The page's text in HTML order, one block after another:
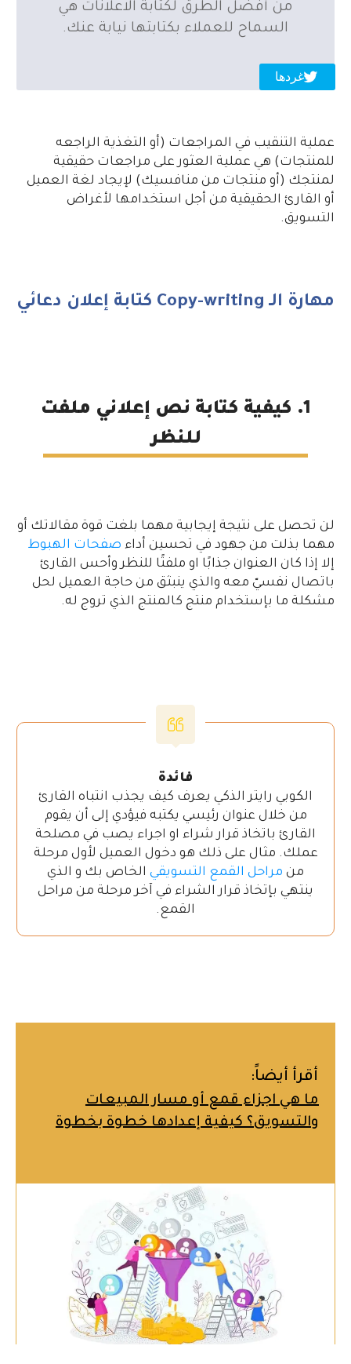
من أفضل الطرق لكتابة الاعلانات هي
السماح للعملاء بكتابتها نيابة عنك.
غردها
عملية التنقيب في المراجعات (أو التغذية الراجعه
للمنتجات) هي عملية العثور على مراجعات حقيقية
لمنتجك (أو منتجات من منافسيك) لإيجاد لغة العميل
أو القارئ الحقيقية من أجل استخدامها لأغراض
التسويق.
مهارة الـ Copy-writing كتابة إعلان دعائي
1. كيفية كتابة نص إعلاني ملفت
للنظر
لن تحصل على نتيجة إيجابية مهما بلغت قوة مقالاتك أو
مهما بذلت من جهود في تحسين أداء صفحات الهبوط
إلا إذا كان العنوان جذابًا او ملفتًا للنظر وأحس القارئ
باتصال نفسيّ معه والذي ينبثق من حاجة العميل لحل
مشكلة ما بإستخدام منتج كالمنتج الذي تروج له.
فائدة
الكوبي رايتر الذكي يعرف كيف يجذب انتباه القارئ
من خلال عنوان رئيسي يكتبه فيؤدي إلى أن يقوم
القارئ باتخاذ قرار شراء او اجراء يصب في مصلحة
عملك. مثال على ذلك هو دخول العميل لأول مرحلة
من مراحل القمع التسويقي الخاص بك و الذي
ينتهي بإتخاذ قرار الشراء في آخر مرحلة من مراحل
القمع.
أقرأ أيضاً:
ما هي اجزاء قمع أو مسار المبيعات
والتسويق؟ كيفية إعدادها خطوة بخطوة